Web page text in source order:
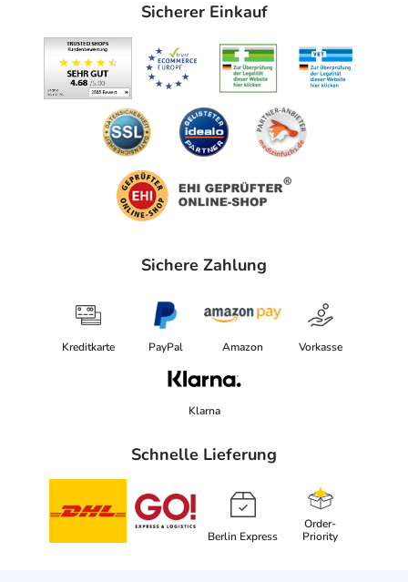
Sicherer Einkauf
Sichere Zahlung
Kreditkarte PayPal Amazon Vorkasse
Klarna
Schnelle Lieferung
Berlin Express
Order-
Priority